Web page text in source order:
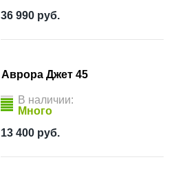
36 990 руб.
Аврора Джет 45
В наличии:
Много
13 400 руб.